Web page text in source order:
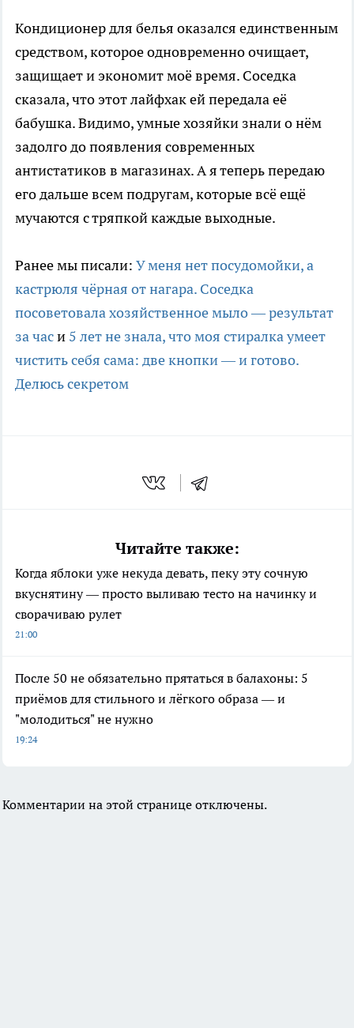
Кондиционер для белья оказался единственным
средством, которое одновременно очищает,
защищает и экономит моё время. Соседка
сказала, что этот лайфхак ей передала её
бабушка. Видимо, умные хозяйки знали о нём
задолго до появления современных
антистатиков в магазинах. А я теперь передаю
его дальше всем подругам, которые всё ещё
мучаются с тряпкой каждые выходные.
Ранее мы писали: У меня нет посудомойки, а
кастрюля чёрная от нагара. Соседка
посоветовала хозяйственное мыло — результат
за часи 5 лет не знала, что моя стиралка умеет
чистить себя сама: две кнопки — и готово.
Делюсь секретом
Читайте также:
Когда яблоки уже некуда девать, пеку эту сочную
вкуснятину — просто выливаю тесто на начинку и
сворачиваю рулет
21:00
После 50 не обязательно прятаться в балахоны: 5
приёмов для стильного и лёгкого образа — и
"молодиться" не нужно
19:24
Комментарии на этой странице отключены.